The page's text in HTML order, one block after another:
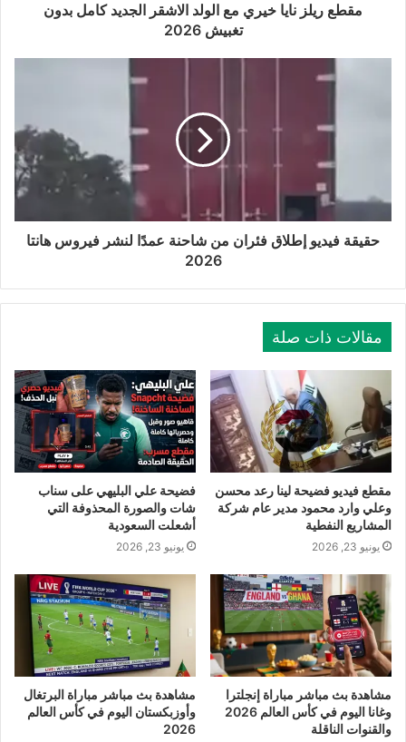
مقطع ريلز نايا خيري مع الولد الاشقر الجديد كامل بدون
تغبيش 2026
حقيقة فيديو إطلاق فئران من شاحنة عمدًا لنشر فيروس هانتا
2026
مقالات ذات صلة
مقطع فيديو فضيحة لينا رعد محسن
وعلي وارد محمود مدير عام شركة
المشاريع النفطية
يونيو 23, 2026
فضيحة علي البليهي على سناب
شات والصورة المحذوفة التي
أشعلت السعودية
يونيو 23, 2026
مشاهدة بث مباشر مباراة إنجلترا
وغانا اليوم في كأس العالم 2026
والقنوات الناقلة
مشاهدة بث مباشر مباراة البرتغال
وأوزبكستان اليوم في كأس العالم
2026